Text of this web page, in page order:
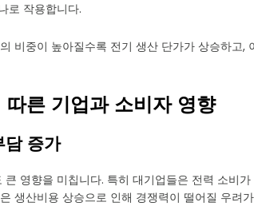
로 작용합니다.
비중이 높아질수록 전기 생산 단가가 상승하고,
른 기업과 소비자 영향
담 증가
영향을 미칩니다. 특히 대기업들은 전력 소비
생산비용 상승으로 인해 경쟁력이 떨어질 우려